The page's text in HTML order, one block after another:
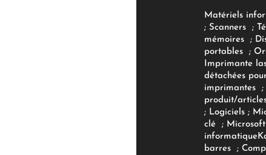
Matériels
; Scanners ;
mémoires
;
portables
;
Imprimante
détachées
imprimantes
;
produit/
; Logiciels ;
clé;
informatique
barres
;